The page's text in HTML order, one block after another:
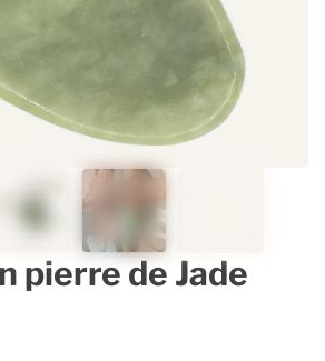
cosmétique
cosmétiques
& accessoires
dosages et mélanges
pierre de Jade